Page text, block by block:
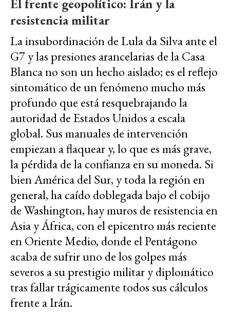
El frente geopolítico: Irán y la
resistencia militar
La insubordinación de Lula da Silva ante el
G7 y las presiones arancelarias de la Casa
Blanca no son un hecho aislado; es el reflejo
sintomático de un fenómeno mucho más
profundo que está resquebrajando la
autoridad de Estados Unidos a escala
global. Sus manuales de intervención
empiezan a flaquear y, lo que es más grave,
la pérdida de la confianza en su moneda. Si
bien América del Sur, y toda la región en
general, ha caído doblegada bajo el cobijo
de Washington, hay muros de resistencia en
Asia y África, con el epicentro más reciente
en Oriente Medio, donde el Pentágono
acaba de sufrir uno de los golpes más
severos a su prestigio militar y diplomático
tras fallar trágicamente todos sus cálculos
frente a Irán.